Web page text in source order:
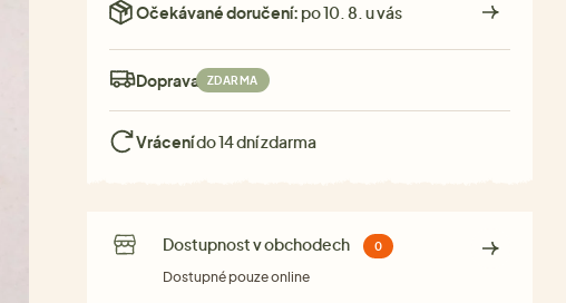
Očekávané doručení: po 10. 8. u vás
Doprava: ZDARMA
Vrácenído 14 dní zdarma
Dostupnost v obchodech 0
Dostupné pouze online